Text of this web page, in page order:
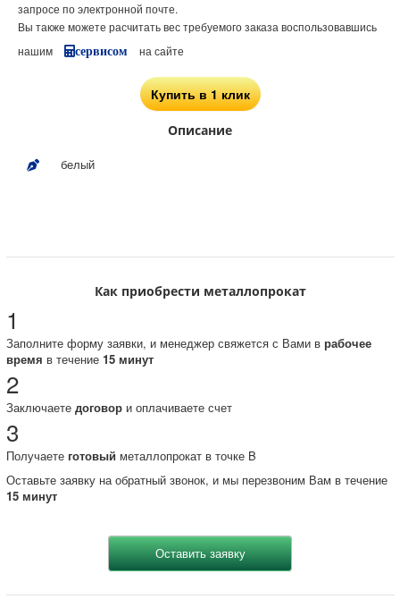
запросе по электронной почте.
Вы также можете расчитать вес требуемого заказа воспользовавшись
нашим
сервисом на сайте
Купить в 1 клик
Описание
белый
Как приобрести металлопрокат
1
Заполните форму заявки, и менеджер свяжется с Вами в рабочее
время в течение 15 минут
2
Заключаете договори оплачиваете счет
3
Получаете готовый металлопрокат в точке B
Оставьте заявку на обратный звонок, и мы перезвоним Вам в течение
15 минут